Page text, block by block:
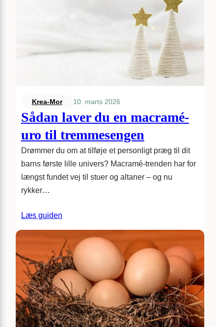
Krea-Mor 10. marts 2026
Sådan laver du en macramé-
uro til tremmesengen
Drømmer du om at tilføje et personligt præg til dit
barns første lille univers? Macramé-trenden har for
længst fundet vej til stuer og altaner – og nu
rykker…
Læs guiden